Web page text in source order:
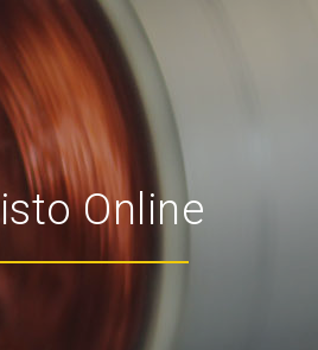
Online